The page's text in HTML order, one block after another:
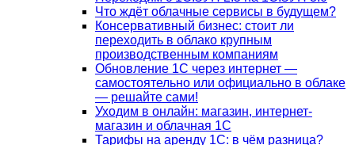
Что ждёт облачные сервисы в будущем?
Консервативный бизнес: стоит ли
переходить в облако крупным
производственным компаниям
Обновление 1С через интернет —
самостоятельно или официально в облаке
— решайте сами!
Уходим в онлайн: магазин, интернет-
магазин и облачная 1С
Тарифы на аренду 1С: в чём разница?